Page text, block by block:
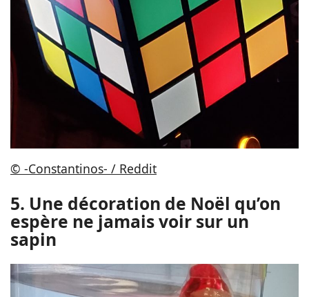
© -Constantinos- / Reddit
5. Une décoration de Noël qu’on
espère ne jamais voir sur un
sapin